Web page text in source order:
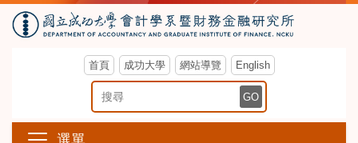
首頁 成功大學 網站導覽 English
搜尋關鍵字 GO
選單